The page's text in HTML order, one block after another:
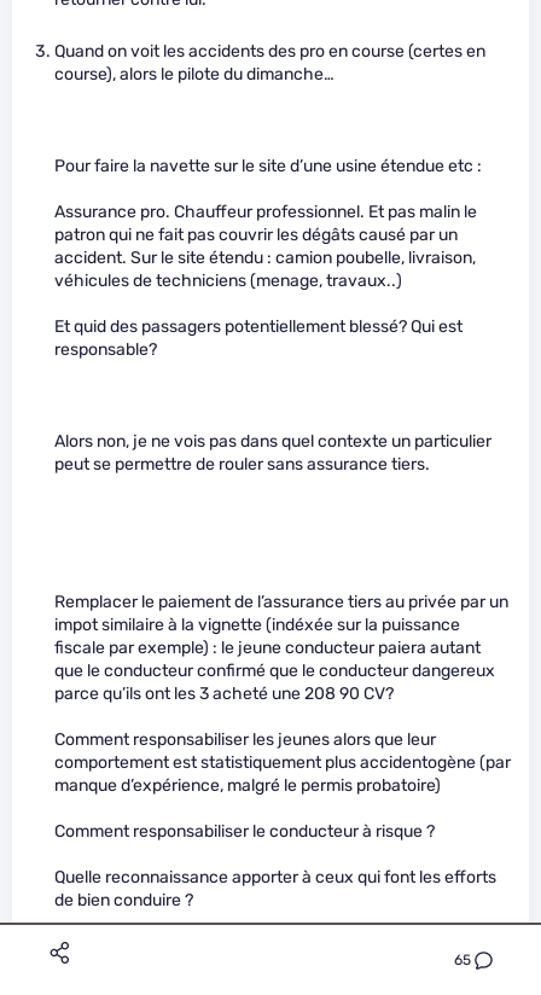
65
Quand on voit les accidents des pro en course (certes en
course), alors le pilote du dimanche…
Pour faire la navette sur le site d’une usine étendue etc :
Assurance pro. Chauffeur professionnel. Et pas malin le
patron qui ne fait pas couvrir les dégâts causé par un
accident. Sur le site étendu : camion poubelle, livraison,
véhicules de techniciens (menage, travaux..)
Et quid des passagers potentiellement blessé? Qui est
responsable?
Alors non, je ne vois pas dans quel contexte un particulier
peut se permettre de rouler sans assurance tiers.
Remplacer le paiement de l’assurance tiers au privée par un
impot similaire à la vignette (indéxée sur la puissance
fiscale par exemple) : le jeune conducteur paiera autant
que le conducteur confirmé que le conducteur dangereux
parce qu’ils ont les 3 acheté une 208 90 CV?
Comment responsabiliser les jeunes alors que leur
comportement est statistiquement plus accidentogène (par
manque d’expérience, malgré le permis probatoire)
Comment responsabiliser le conducteur à risque ?
Quelle reconnaissance apporter à ceux qui font les efforts
de bien conduire ?